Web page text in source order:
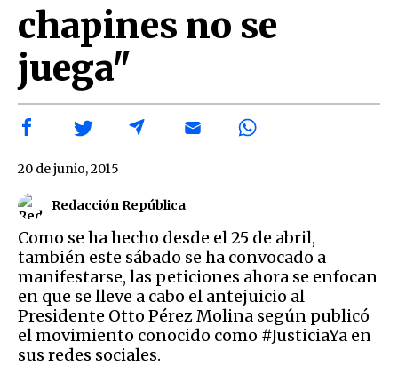
chapines no se
juega"
Redacción República
20 de junio, 2015
Como se ha hecho desde el 25 de abril,
también este sábado se ha convocado a
manifestarse, las peticiones ahora se enfocan
en que se lleve a cabo el antejuicio al
Presidente Otto Pérez Molina según publicó
el movimiento conocido como #JusticiaYa en
sus redes sociales.